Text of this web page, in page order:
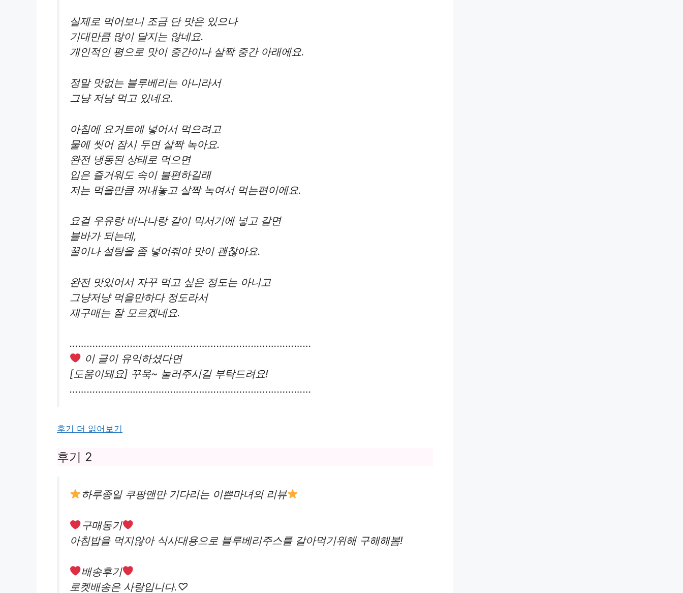
실제로 먹어보니 조금 단 맛은 있으나
기대만큼 많이 달지는 않네요.
개인적인 평으로 맛이 중간이나 살짝 중간 아래에요.
정말 맛없는 블루베리는 아니라서
그냥 저냥 먹고 있네요.
아침에 요거트에 넣어서 먹으려고
물에 씻어 잠시 두면 살짝 녹아요.
완전 냉동된 상태로 먹으면
입은 즐거워도 속이 불편하길래
저는 먹을만큼 꺼내놓고 살짝 녹여서 먹는편이에요.
요걸 우유랑 바나나랑 같이 믹서기에 넣고 갈면
블바가 되는데,
꿀이나 설탕을 좀 넣어줘야 맛이 괜찮아요.
완전 맛있어서 자꾸 먹고 싶은 정도는 아니고
그냥저냥 먹을만하다 정도라서
재구매는 잘 모르겠네요.
…………………………………………………………………………
이 글이 유익하셨다면
[도움이돼요] 꾸욱~ 눌러주시길 부탁드려요!
…………………………………………………………………………
후기 더 읽어보기
후기 2
하루종일 쿠팡맨만 기다리는 이쁜마녀의 리뷰
구매동기
아침밥을 먹지않아 식사대용으로 블루베리주스를 갈아먹기위해 구해해봄!
배송후기
로켓배송은 사랑입니다.♡